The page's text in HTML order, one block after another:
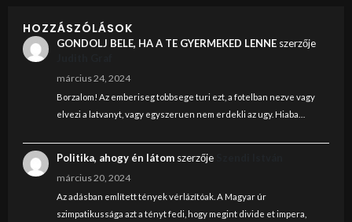
HOZZÁSZÓLÁSOK
GONDOLJ BELE, HA A TE GYERMEKED LENNEszerzője
március 24, 2024
Borzalom! Az emberiseg tobbsege turi ezt, a fotelban nezve vagy
elvezi a latvanyt, vagy egyszeruen nem erdekli az ugy. Hiaba…
Politika, ahogy én látomszerzője
március 20, 2024
Az adásban említett tények vérlázítóak. A Magyar úr
szimpatikussága azt a tényt fedi, hogy megint divide et impera,